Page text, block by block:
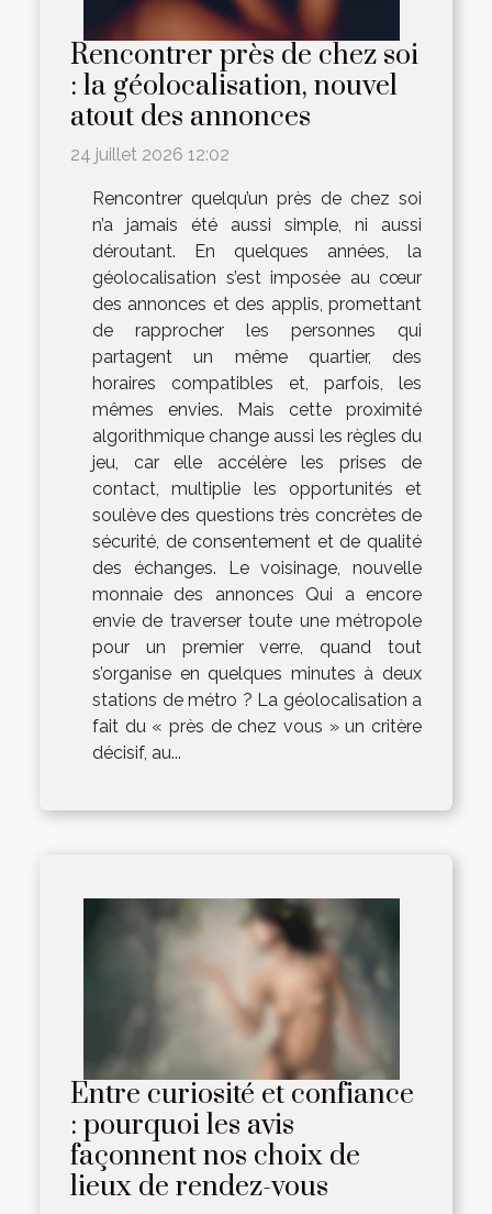
Rencontrer près de chez soi
: la géolocalisation, nouvel
atout des annonces
24 juillet 2026 12:02
Rencontrer quelqu’un près de chez soi
n’a jamais été aussi simple, ni aussi
déroutant. En quelques années, la
géolocalisation s’est imposée au cœur
des annonces et des applis, promettant
de rapprocher les personnes qui
partagent un même quartier, des
horaires compatibles et, parfois, les
mêmes envies. Mais cette proximité
algorithmique change aussi les règles du
jeu, car elle accélère les prises de
contact, multiplie les opportunités et
soulève des questions très concrètes de
sécurité, de consentement et de qualité
des échanges. Le voisinage, nouvelle
monnaie des annonces Qui a encore
envie de traverser toute une métropole
pour un premier verre, quand tout
s’organise en quelques minutes à deux
stations de métro ? La géolocalisation a
fait du « près de chez vous » un critère
décisif, au...
Entre curiosité et confiance
: pourquoi les avis
façonnent nos choix de
lieux de rendez-vous